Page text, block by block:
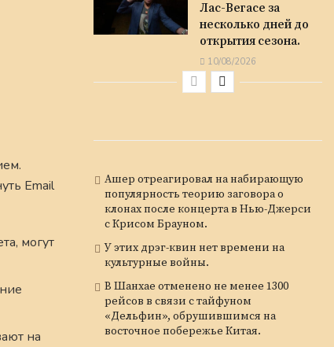
Email
могут
на
Лас-Вегасе за
несколько дней до
открытия сезона.
10/08/2026
Ашер отреагировал на набирающую
популярность теорию заговора о
клонах после концерта в Нью-Джерси
с Крисом Брауном.
У этих дрэг-квин нет времени на
культурные войны.
В Шанхае отменено не менее 1300
рейсов в связи с тайфуном
«Дельфин», обрушившимся на
восточное побережье Китая.